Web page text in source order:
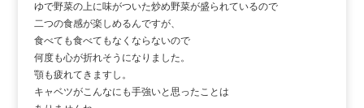
ゆで野菜の上に味がついた炒め野菜が盛られているので
二つの食感が楽しめるんですが、
食べても食べてもなくならないので
何度も心が折れそうになりました。
顎も疲れてきますし。
キャベツがこんなにも手強いと思ったことは